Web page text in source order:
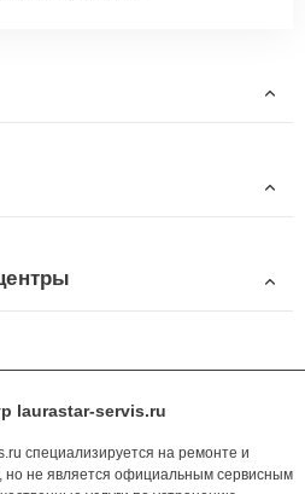
laurastar-servis.ru
специализируется на ремонте и
но не является официальным сервисным